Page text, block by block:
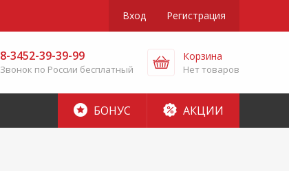
Вход Регистрация
8-3452-39-39-99
Звонок по России бесплатный
Корзина
Нет товаров
БОНУС АКЦИИ